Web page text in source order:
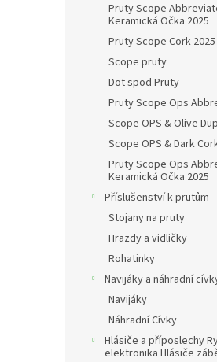
Pruty Scope
Keramická Očka 2025
Pruty Scope Cork 2025
Scope pruty
Dot spod Pruty
Pruty Scope Ops
Scope OPS & Olive
Scope OPS & Dark
Pruty Scope Ops
Keramická Očka 2025
Příslušenství k prutům
Stojany na pruty
Hrazdy a vidličky
Rohatinky
Navijáky a náhradní
Navijáky
Náhradní Cívky
Hlásiče a příposlechy
elektronika Hlásiče